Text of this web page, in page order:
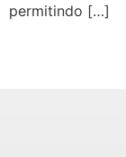
permitindo […]